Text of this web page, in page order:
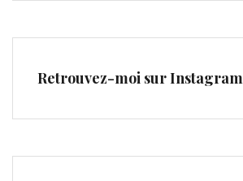
Retrouvez-moi sur Instagram